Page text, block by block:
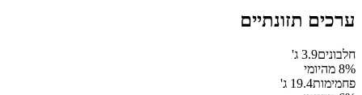
ערכים תזונתיים
חלבונים3.9 ג'
8% מהיומי
פחמימות19.4 ג'